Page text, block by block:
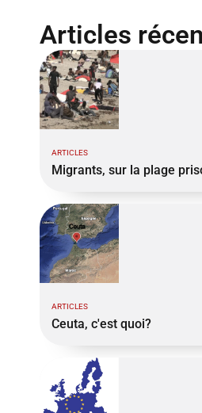
Articles
ARTICLES
Migrants, sur la plage
ARTICLES
Ceuta, c'est quoi?